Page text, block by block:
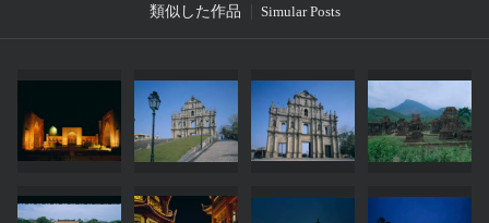
類似した作品 Simular Posts